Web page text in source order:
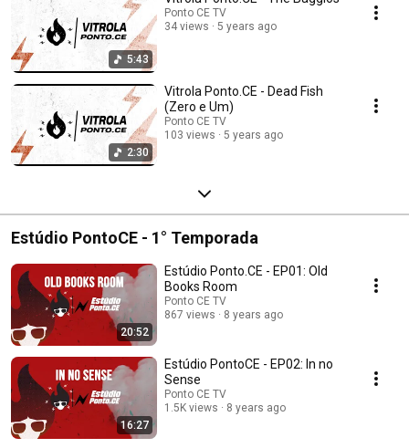
5:43
Ponto CE TV
34 views
5 years ago
2:30
Vitrola Ponto.CE - Dead Fish
(Zero e Um)
Ponto CE TV
103 views
5 years ago
Estúdio PontoCE - 1° Temporada
20:52
Estúdio Ponto.CE - EP01: Old
Books Room
Ponto CE TV
867 views
8 years ago
16:27
Estúdio PontoCE - EP02: In no
Sense
Ponto CE TV
1.5K views
8 years ago